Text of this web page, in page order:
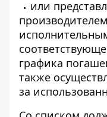
или
графика
также
за